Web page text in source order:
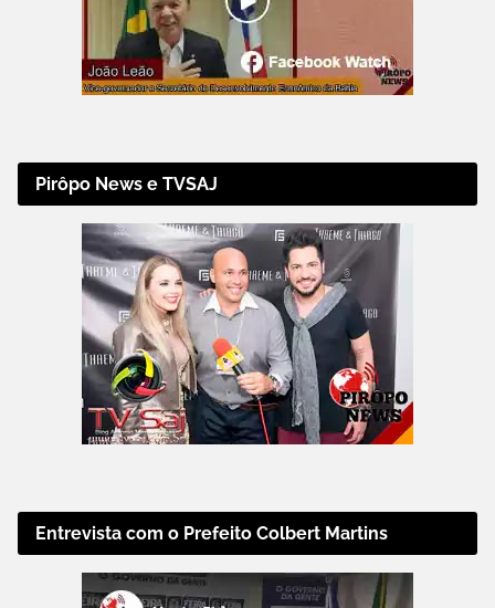
Pirôpo News e TVSAJ
Entrevista com o Prefeito Colbert Martins